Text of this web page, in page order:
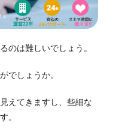
のは難しいでしょう。
でしょうか。
えてきますし、些細な
。